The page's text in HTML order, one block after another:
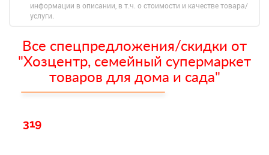
информации в описании, в т.ч. о стоимости и качестве товара/
услуги.
Все спецпредложения/скидки от
"Хозцентр, семейный супермаркет
товаров для дома и сада"
319